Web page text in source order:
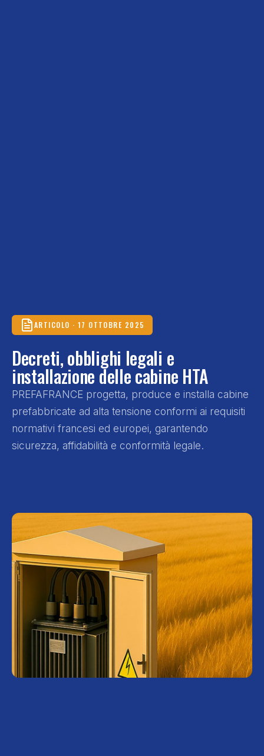
ARTICOLO · 17 OTTOBRE 2025
Decreti, obblighi legali e
installazione delle cabine HTA
PREFAFRANCE progetta, produce e installa cabine
prefabbricate ad alta tensione conformi ai requisiti
normativi francesi ed europei, garantendo
sicurezza, affidabilità e conformità legale.